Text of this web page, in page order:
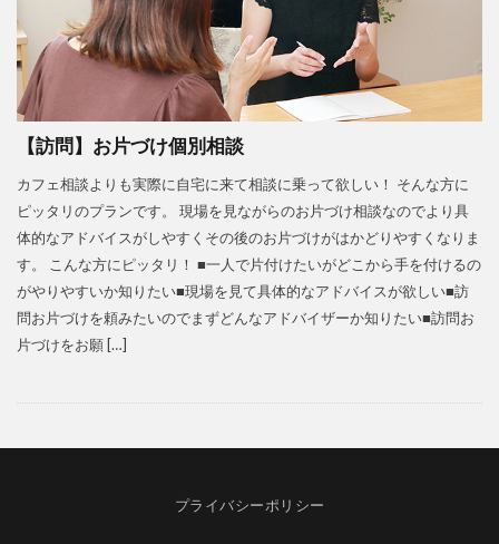
【訪問】お片づけ個別相談
カフェ相談よりも実際に自宅に来て相談に乗って欲しい！ そんな方に
ピッタリのプランです。 現場を見ながらのお片づけ相談なのでより具
体的なアドバイスがしやすくその後のお片づけがはかどりやすくなりま
す。 こんな方にピッタリ！ ■一人で片付けたいがどこから手を付けるの
がやりやすいか知りたい■現場を見て具体的なアドバイスが欲しい■訪
問お片づけを頼みたいのでまずどんなアドバイザーか知りたい■訪問お
片づけをお願 […]
プライバシーポリシー